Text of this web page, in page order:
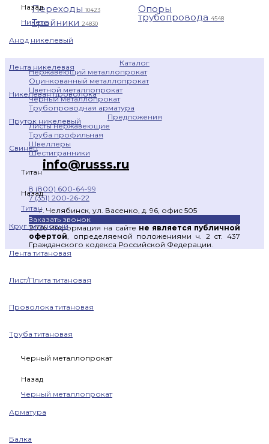
Назад
Никель
Анод никелевый
Лента никелевая
Никелевая проволока
Пруток никелевый
Свинец
Титан
Назад
Титан
Круг титановый
Лента титановая
Лист/Плита титановая
Проволока титановая
Труба титановая
Черный металлопрокат
Назад
Черный металлопрокат
Арматура
Балка
Переходы10423
Тройники 24830
Опоры
трубопровода 4548
Каталог
Нержавеющий металлопрокат
Оцинкованный металлопрокат
Цветной металлопрокат
Черный металлопрокат
Трубопроводная арматура
Предложения
Листы нержавеющие
Труба профильная
Швеллеры
Шестигранники
info@russs.ru
8 (800) 600-64-99
7 (351) 200-26-22
г. Челябинск, ул. Васенко, д. 96, офис 505
Заказать звонок
2026 Информация на сайте не является публичной
офертой , определяемой положениями ч. 2 ст. 437
Гражданского кодекса Российской Федерации.